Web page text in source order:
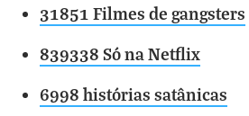
31851 Filmes de gangsters
839338 Só na Netflix
6998 histórias satânicas